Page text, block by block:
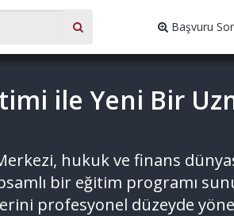
Başvuru
ile Yeni Bir
hukuk ve finans
bir eğitim programı
profesyonel düzeyde